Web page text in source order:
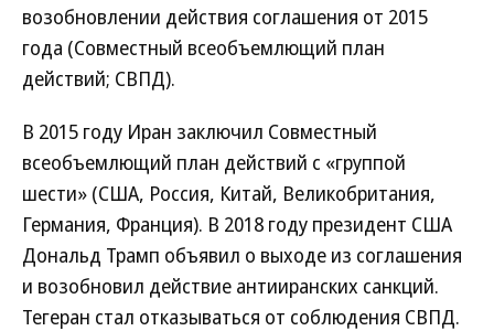
возобновлении действия соглашения от 2015
года (Совместный всеобъемлющий план
действий; СВПД).
В 2015 году Иран заключил Совместный
всеобъемлющий план действий с «группой
шести» (США, Россия, Китай, Великобритания,
Германия, Франция). В 2018 году президент США
Дональд Трамп объявил о выходе из соглашения
и возобновил действие антииранских санкций.
Тегеран стал отказываться от соблюдения СВПД.